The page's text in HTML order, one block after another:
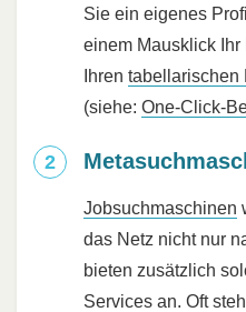
Sie ein eigenes
einem Mausklick
Ihren tabellarischen
(siehe: One-Click-
Jobsuchmaschinen
das Netz nicht nur
bieten zusätzlich
Services an. Oft